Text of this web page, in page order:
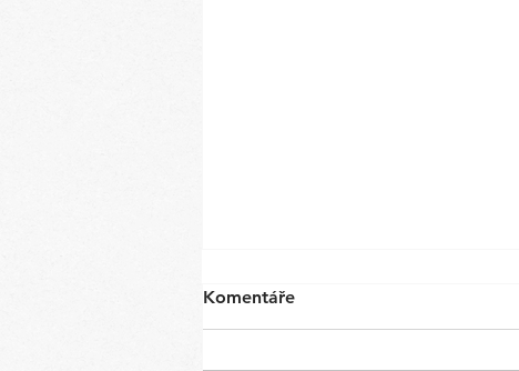
Komentáře